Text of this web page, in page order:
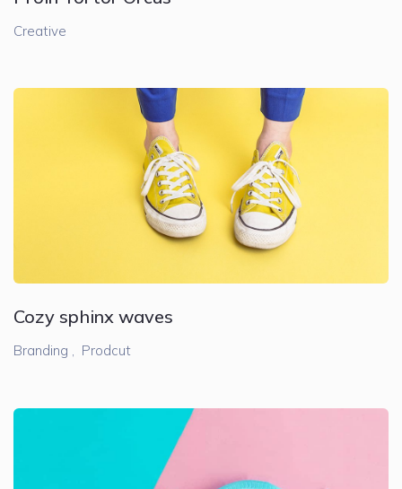
Creative
Cozy sphinx waves
Branding , Prodcut